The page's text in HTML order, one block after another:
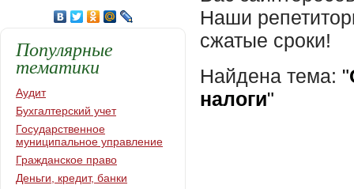
Наши
сжатые сроки!
Найдена тема: "
налоги"
Популярные
тематики
Аудит
Бухгалтерский учет
Государственное
муниципальное управление
Гражданское право
Деньги, кредит, банки